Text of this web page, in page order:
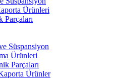
Ürünleri
Süspansiyon
Ürünleri
Parçaları
Ürünler